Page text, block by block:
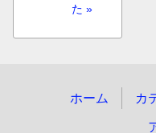
た »
ホーム カ